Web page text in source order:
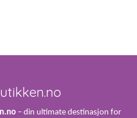
– din ultimate destinasjon for